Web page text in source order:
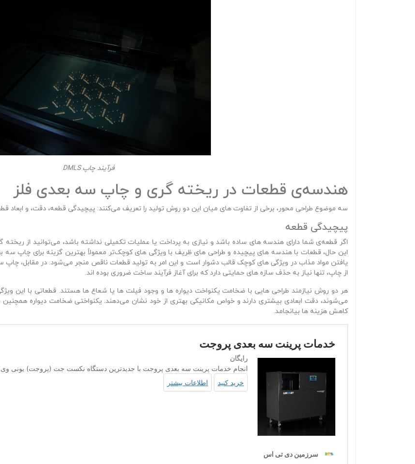
فرآیند چاپ DMLS
هندسه‌ی قطعات در ریخته‌ گری و چاپ سه‌ بعدی فلز
سه موضوع طراحی‌ محور، برخی از تفاوت‌ های میان این دو روش تولید را تعریف می‌کنند: پیچیدگی قطعه، دقت، و ابعاد
پیچیدگی قطعه
اگر قطعه‌ی شما دارای هندسه‌ های ساده باشد و نیازی به پرداخت یا عملیات تکمیلی نداشته باشد، می‌توانید از ریخته‌
این حال، قطعات با هندسه‌ های پیچیده و طراحی‌ های ظریف با ویژگی‌ های کوچک‌تر معمولاً بهترین گزینه برای چاپ
یافتن مواد مذاب در ویژگی‌ های کوچک قالب دشوار است و این امر به تولید قطعات ناقص منجر می‌شود. در مقابل،
از چاپ، تنها نیاز به حذف سازه‌ های حمایتی دارد که برای آغاز فرآیند ساخت ضروری بوده‌ اند.
هر دو روش نیازمند طراحی‌ هایی با ضخامت یکنواخت دیواره‌ ها و وجود فیلت‌ ها یا شعاع‌ ها هستند. قطعاتی با این
می‌شوند، دقت ابعادی بیشتری دارند و خواص مکانیکی بهتری از خود نشان می‌دهند. یکنواختی ضخامت دیواره همچنین
کاهش هزینه‌ ها بیانجامد.